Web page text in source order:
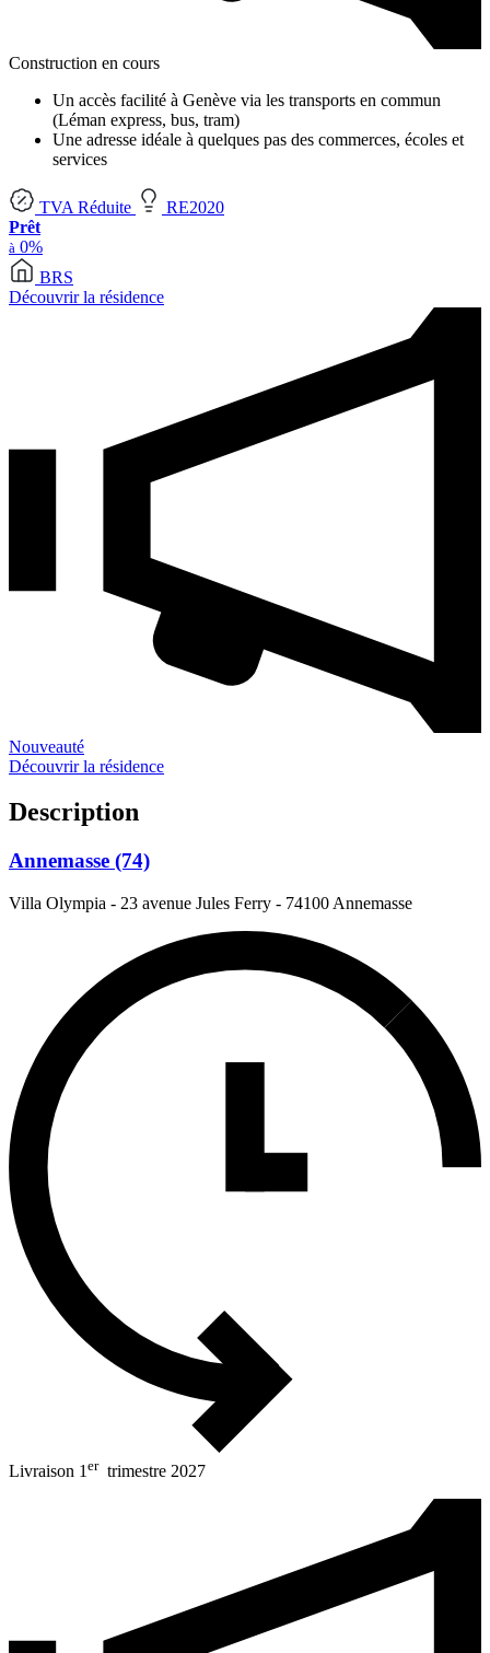
Construction en cours
Un accès facilité à Genève via les transports en commun
(Léman express, bus, tram)
Une adresse idéale à quelques pas des commerces, écoles et
services
TVA Réduite
RE2020
Prêt
à 0%
BRS
Découvrir la résidence
Nouveauté
Découvrir la résidence
Description
Annemasse (74)
Villa Olympia - 23 avenue Jules Ferry - 74100 Annemasse
Livraison 1 ertrimestre 2027